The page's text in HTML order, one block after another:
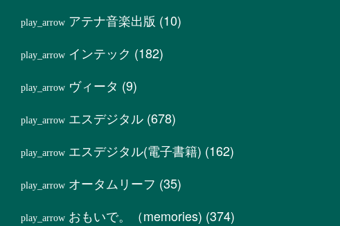
アテナ音楽出版 (10)
インテック (182)
ヴィータ (9)
エスデジタル (678)
エスデジタル(電子書籍) (162)
オータムリーフ (35)
おもいで。（memories) (374)